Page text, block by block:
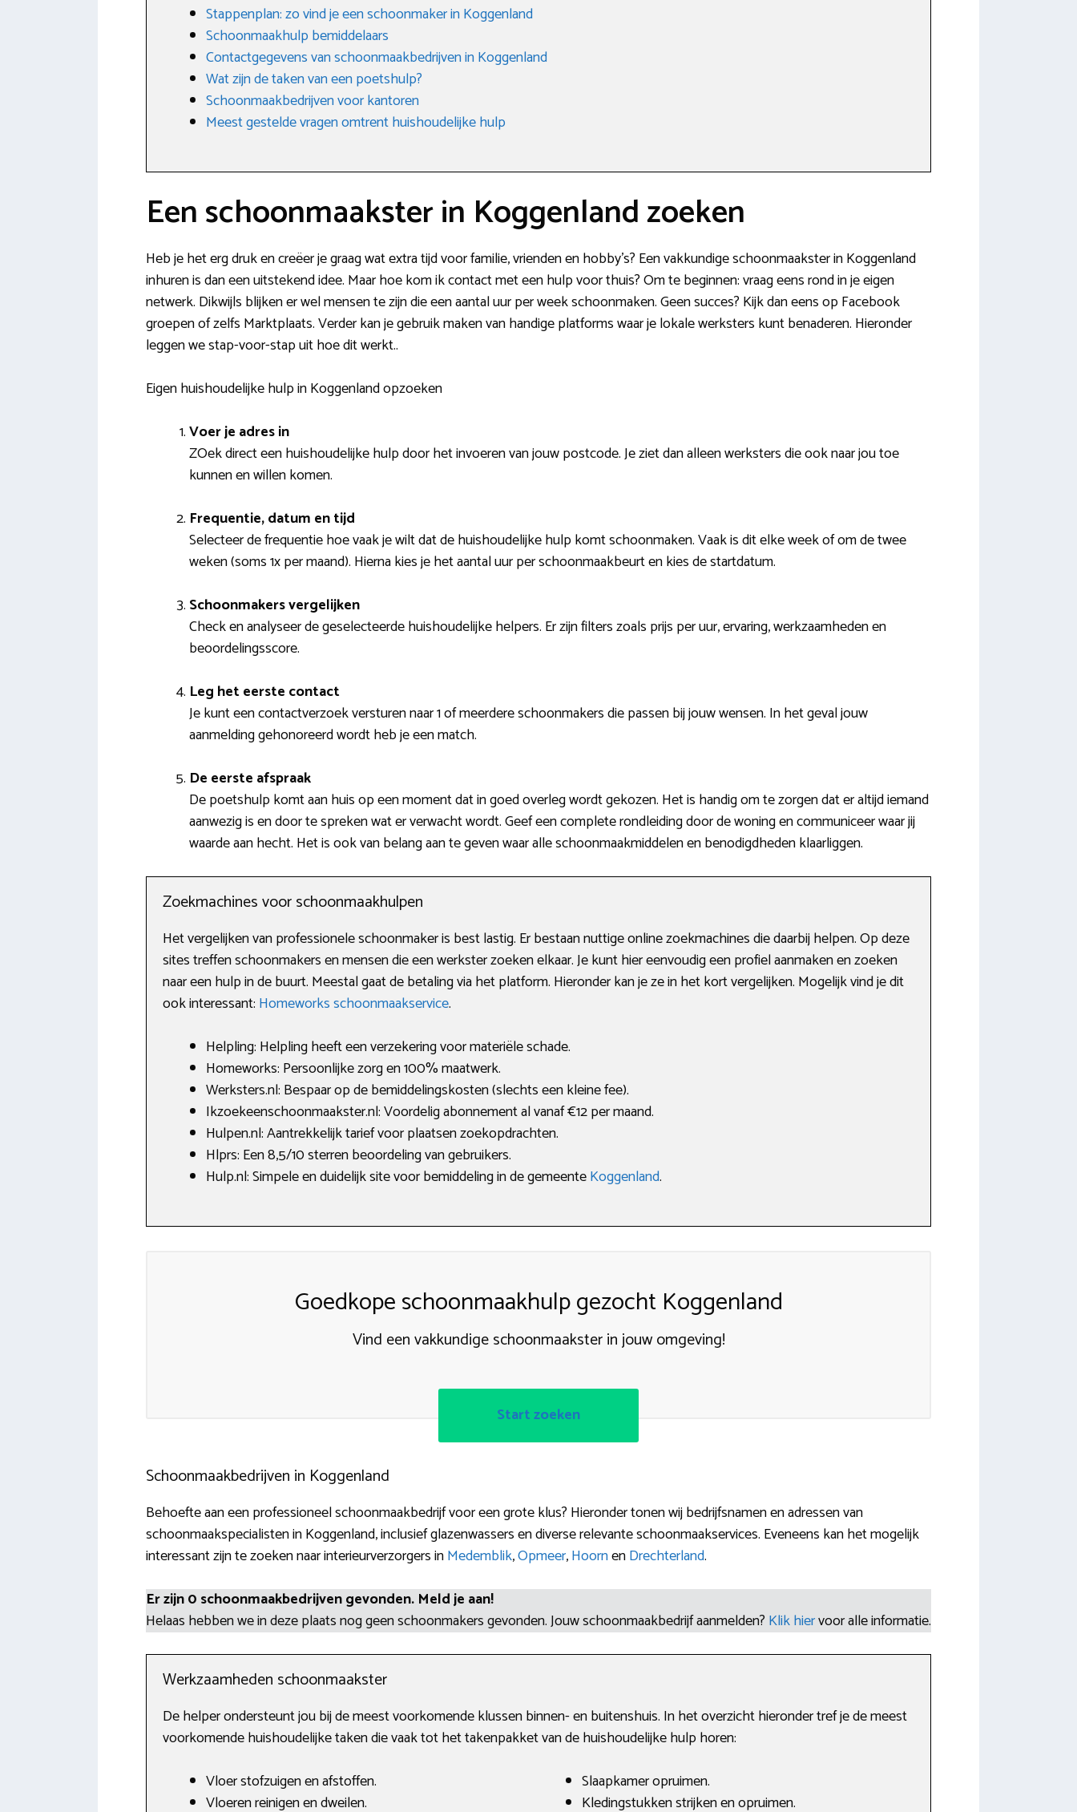
Stappenplan: zo vind je een schoonmaker in Koggenland
Schoonmaakhulp bemiddelaars
Contactgegevens van schoonmaakbedrijven in Koggenland
Wat zijn de taken van een poetshulp?
Schoonmaakbedrijven voor kantoren
Meest gestelde vragen omtrent huishoudelijke hulp
Een schoonmaakster in Koggenland zoeken
Heb je het erg druk en creëer je graag wat extra tijd voor familie, vrienden en hobby’s? Een vakkundige schoonmaakster in Koggenland
inhuren is dan een uitstekend idee. Maar hoe kom ik contact met een hulp voor thuis? Om te beginnen: vraag eens rond in je eigen
netwerk. Dikwijls blijken er wel mensen te zijn die een aantal uur per week schoonmaken. Geen succes? Kijk dan eens op Facebook
groepen of zelfs Marktplaats. Verder kan je gebruik maken van handige platforms waar je lokale werksters kunt benaderen. Hieronder
leggen we stap-voor-stap uit hoe dit werkt..
Eigen huishoudelijke hulp in Koggenland opzoeken
Voer je adres in
ZOek direct een huishoudelijke hulp door het invoeren van jouw postcode. Je ziet dan alleen werksters die ook naar jou toe
kunnen en willen komen.
Frequentie, datum en tijd
Selecteer de frequentie hoe vaak je wilt dat de huishoudelijke hulp komt schoonmaken. Vaak is dit elke week of om de twee
weken (soms 1x per maand). Hierna kies je het aantal uur per schoonmaakbeurt en kies de startdatum.
Schoonmakers vergelijken
Check en analyseer de geselecteerde huishoudelijke helpers. Er zijn filters zoals prijs per uur, ervaring, werkzaamheden en
beoordelingsscore.
Leg het eerste contact
Je kunt een contactverzoek versturen naar 1 of meerdere schoonmakers die passen bij jouw wensen. In het geval jouw
aanmelding gehonoreerd wordt heb je een match.
De eerste afspraak
De poetshulp komt aan huis op een moment dat in goed overleg wordt gekozen. Het is handig om te zorgen dat er altijd iemand
aanwezig is en door te spreken wat er verwacht wordt. Geef een complete rondleiding door de woning en communiceer waar jij
waarde aan hecht. Het is ook van belang aan te geven waar alle schoonmaakmiddelen en benodigdheden klaarliggen.
Zoekmachines voor schoonmaakhulpen
Het vergelijken van professionele schoonmaker is best lastig. Er bestaan nuttige online zoekmachines die daarbij helpen. Op deze
sites treffen schoonmakers en mensen die een werkster zoeken elkaar. Je kunt hier eenvoudig een profiel aanmaken en zoeken
naar een hulp in de buurt. Meestal gaat de betaling via het platform. Hieronder kan je ze in het kort vergelijken. Mogelijk vind je dit
ook interessant: Homeworks schoonmaakservice.
Helpling: Helpling heeft een verzekering voor materiële schade.
Homeworks: Persoonlijke zorg en 100% maatwerk.
Werksters.nl: Bespaar op de bemiddelingskosten (slechts een kleine fee).
Ikzoekeenschoonmaakster.nl: Voordelig abonnement al vanaf €12 per maand.
Hulpen.nl: Aantrekkelijk tarief voor plaatsen zoekopdrachten.
Hlprs: Een 8,5/10 sterren beoordeling van gebruikers.
Hulp.nl: Simpele en duidelijk site voor bemiddeling in de gemeenteKoggenland.
Goedkope schoonmaakhulp gezocht Koggenland
Vind een vakkundige schoonmaakster in jouw omgeving!
Start zoeken
Schoonmaakbedrijven in Koggenland
Behoefte aan een professioneel schoonmaakbedrijf voor een grote klus? Hieronder tonen wij bedrijfsnamen en adressen van
schoonmaakspecialisten in Koggenland, inclusief glazenwassers en diverse relevante schoonmaakservices. Eveneens kan het mogelijk
interessant zijn te zoeken naar interieurverzorgers inMedemblik,Opmeer,HoornenDrechterland.
Er zijn 0 schoonmaakbedrijven gevonden. Meld je aan!
Helaas hebben we in deze plaats nog geen schoonmakers gevonden. Jouw schoonmaakbedrijf aanmelden? Klik hiervoor alle informatie.
Werkzaamheden schoonmaakster
De helper ondersteunt jou bij de meest voorkomende klussen binnen- en buitenshuis. In het overzicht hieronder tref je de meest
voorkomende huishoudelijke taken die vaak tot het takenpakket van de huishoudelijke hulp horen:
Vloer stofzuigen en afstoffen.
Vloeren reinigen en dweilen.
Slaapkamer opruimen.
Kledingstukken strijken en opruimen.